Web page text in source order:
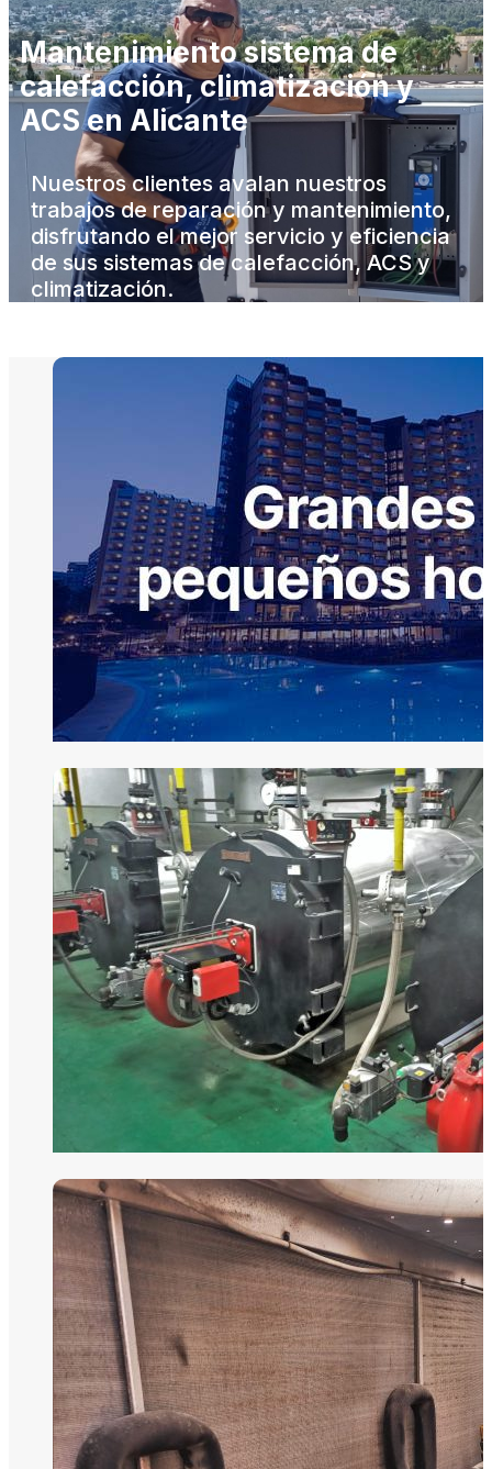
Mantenimiento sistema de
calefacción, climatización y
ACS en Alicante
Nuestros clientes avalan nuestros
trabajos de reparación y mantenimiento,
disfrutando el mejor servicio y eficiencia
de sus sistemas de calefacción, ACS y
climatización.